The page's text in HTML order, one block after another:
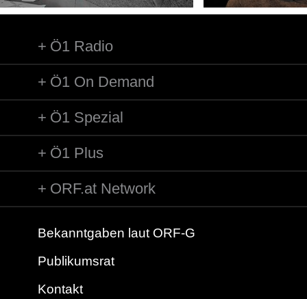
Ö1 Radio
Ö1 On Demand
Ö1 Spezial
Ö1 Plus
ORF.at Network
Bekanntgaben laut ORF-G
Publikumsrat
Kontakt